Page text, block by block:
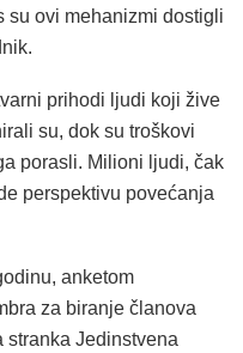
su ovi mehanizmi dostigli
prihodi ljudi koji žive
su, dok su troškovi
porasli. Milioni ljudi, čak
perspektivu povećanja
anketom
za biranje članova
stranka Jedinstvena